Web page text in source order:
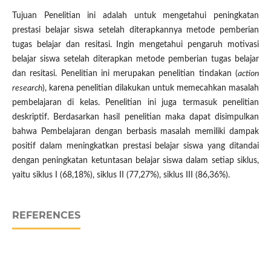
Tujuan Penelitian ini adalah untuk mengetahui peningkatan
prestasi belajar siswa setelah diterapkannya metode pemberian
tugas belajar dan resitasi. Ingin mengetahui pengaruh motivasi
belajar siswa setelah diterapkan metode pemberian tugas belajar
dan resitasi. Penelitian ini merupakan penelitian tindakan (action
research), karena penelitian dilakukan untuk memecahkan masalah
pembelajaran di kelas. Penelitian ini juga termasuk penelitian
deskriptif. Berdasarkan hasil penelitian maka dapat disimpulkan
bahwa Pembelajaran dengan berbasis masalah memiliki dampak
positif dalam meningkatkan prestasi belajar siswa yang ditandai
dengan peningkatan ketuntasan belajar siswa dalam setiap siklus,
yaitu siklus I (68,18%), siklus II (77,27%), siklus III (86,36%).
REFERENCES